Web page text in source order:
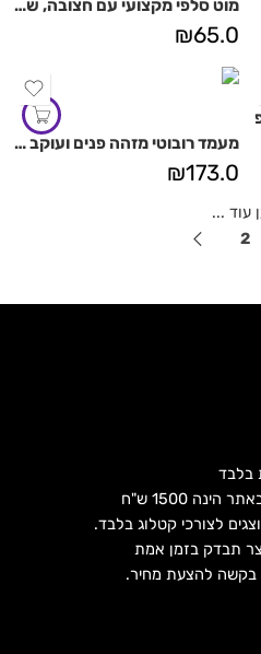
מוט סלפי מקצועי עם חצובה, שלט ו- BLUETOOTH מובנה
₪65.0
מעמד רובוטי מזהה פנים ועוקב ב 360 מעלות
₪173.0
עוד ...
2
בלבד
1500 ש"ח
לצורכי קטלוג בלבד.
תבדק בזמן אמת
להצעת מחיר.